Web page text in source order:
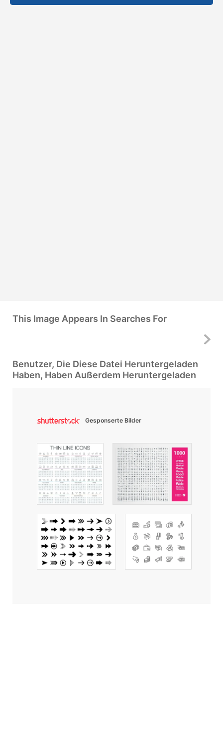
This Image Appears In Searches For
Benutzer, Die Diese Datei Heruntergeladen
Haben, Haben Außerdem Heruntergeladen
Gesponserte Bilder